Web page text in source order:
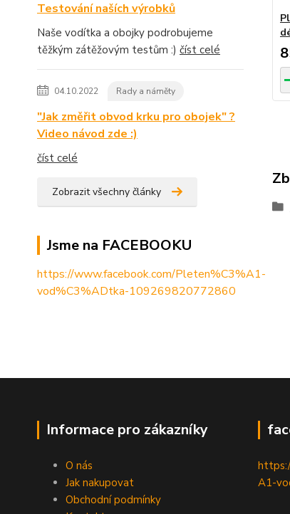
Testování naších výrobků
Naše vodítka a obojky podrobujeme
těžkým zátěžovým testům :) číst celé
04.10.2022 Rady a náměty
"Jak změřit obvod krku pro obojek" ?
Video návod zde :)
číst celé
Zobrazit všechny články
Jsme na FACEBOOKU
https://www.facebook.com/Pleten%C3%A1-
vod%C3%ADtka-109269820772860
Informace pro zákazníky
O nás
Jak nakupovat
Obchodní podmínky
A1-